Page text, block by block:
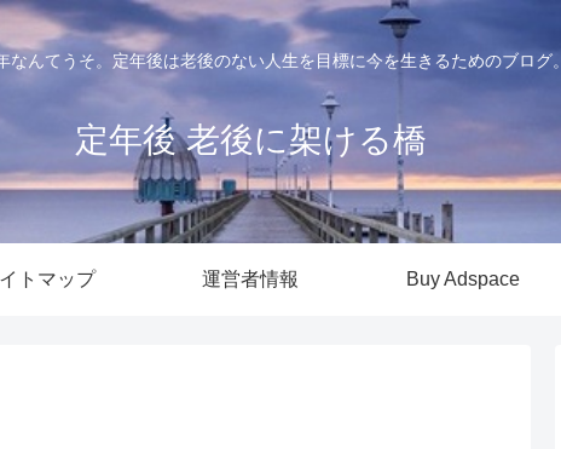
なんてうそ。定年後は老後のない人生を目標に今を生きるためのブログ。
定年後 老後に架ける橋
トマップ 運営者情報 Buy Adspace